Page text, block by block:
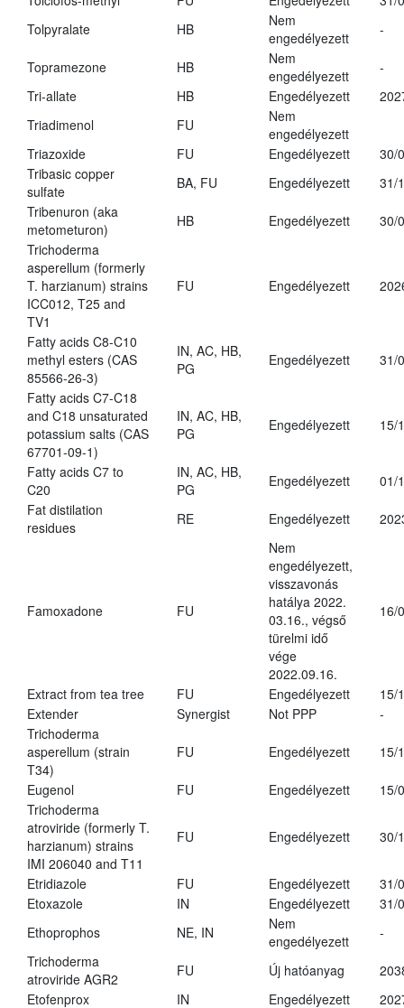
Tolpyralate
HB
Nem
engedélyezett
-
Topramezone HB
Nem
engedélyezett
-
Tri-allate
HB Engedélyezett
Triadimenol
FU
Nem
engedélyezett
Triazoxide
FU Engedélyezett
30/
Tribasic copper
sulfate
BA, FU Engedélyezett
31/
Tribenuron (aka
metometuron)
HB Engedélyezett
30/
Trichoderma
asperellum (formerly
T. harzianum) strains
ICC012, T25 and
TV1
FU Engedélyezett
Fatty acids C8-C10
methyl esters (CAS
85566-26-3)
IN, AC, HB,
PG
Engedélyezett 31/
Fatty acids C7-C18
and C18 unsaturated
potassium salts (CAS
67701-09-1)
IN, AC, HB,
PG
Engedélyezett 15/
Fatty acids C7 to
C20
IN, AC, HB,
PG
Engedélyezett
01/
Fat distilation
residues
RE Engedélyezett
Famoxadone FU
Nem
engedélyezett,
visszavonás
hatálya 2022.
03.16., végső
türelmi idő
vége
2022.09.16.
16/
Extract from tea tree FU Engedélyezett
15/
Extender
Synergist Not PPP
-
Trichoderma
asperellum (strain
T34)
FU Engedélyezett 15/
Eugenol FU Engedélyezett
15/
Trichoderma
atroviride (formerly T.
harzianum) strains
IMI 206040 and T11
FU Engedélyezett 30/
Etridiazole FU Engedélyezett
31/
Etoxazole
IN Engedélyezett
31/
Ethoprophos
NE, IN
Nem
engedélyezett
-
Trichoderma
atroviride AGR2
FU Új hatóanyag
Etofenprox
IN Engedélyezett